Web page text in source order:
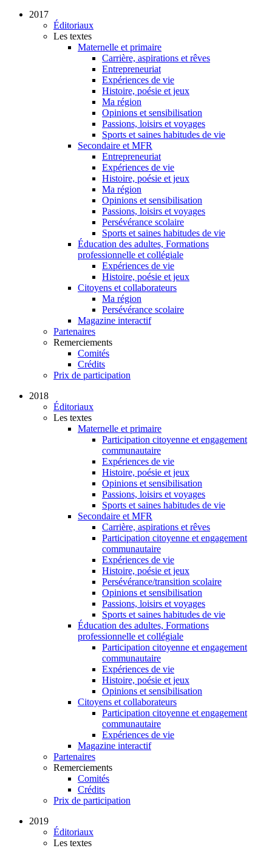
2017
Éditoriaux
Les textes
Maternelle et primaire
Carrière, aspirations et rêves
Entrepreneuriat
Expériences de vie
Histoire, poésie et jeux
Ma région
Opinions et sensibilisation
Passions, loisirs et voyages
Sports et saines habitudes de vie
Secondaire et MFR
Entrepreneuriat
Expériences de vie
Histoire, poésie et jeux
Ma région
Opinions et sensibilisation
Passions, loisirs et voyages
Persévérance scolaire
Sports et saines habitudes de vie
Éducation des adultes, Formations
professionnelle et collégiale
Expériences de vie
Histoire, poésie et jeux
Citoyens et collaborateurs
Ma région
Persévérance scolaire
Magazine interactif
Partenaires
Remerciements
Comités
Crédits
Prix de participation
2018
Éditoriaux
Les textes
Maternelle et primaire
Participation citoyenne et engagement
communautaire
Expériences de vie
Histoire, poésie et jeux
Opinions et sensibilisation
Passions, loisirs et voyages
Sports et saines habitudes de vie
Secondaire et MFR
Carrière, aspirations et rêves
Participation citoyenne et engagement
communautaire
Expériences de vie
Histoire, poésie et jeux
Persévérance/transition scolaire
Opinions et sensibilisation
Passions, loisirs et voyages
Sports et saines habitudes de vie
Éducation des adultes, Formations
professionnelle et collégiale
Participation citoyenne et engagement
communautaire
Expériences de vie
Histoire, poésie et jeux
Opinions et sensibilisation
Citoyens et collaborateurs
Participation citoyenne et engagement
communautaire
Expériences de vie
Magazine interactif
Partenaires
Remerciements
Comités
Crédits
Prix de participation
2019
Éditoriaux
Les textes